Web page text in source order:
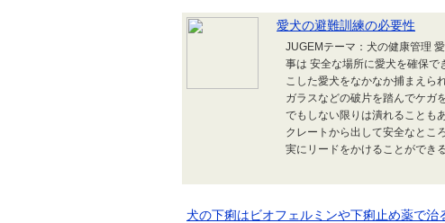
愛犬の避難訓練の必要性
JUGEMテーマ：犬の健康管理
事は 安全な場所に愛犬を確保で
こした愛犬をなかなか捕まえら
ガラスなどの破片を踏んでケガ
でもしない限りは潰れることも
クレートから出して安全なとこ
実にリードをかけることができ
犬の下痢はビオフェルミンや下痢止め薬で治